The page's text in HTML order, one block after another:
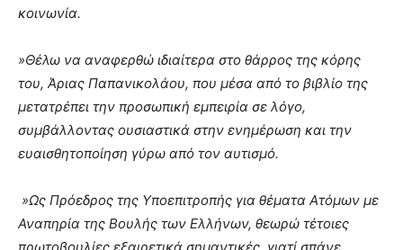
κοινωνία.
»Θέλω να αναφερθώ ιδιαίτερα στο θάρρος της κόρης
του, Άριας Παπανικολάου, που μέσα από το βιβλίο της
μετατρέπει την προσωπική εμπειρία σε λόγο,
συμβάλλοντας ουσιαστικά στην ενημέρωση και την
ευαισθητοποίηση γύρω από τον αυτισμό.
»Ως Πρόεδρος της Υποεπιτροπής για θέματα Ατόμων με
Αναπηρία της Βουλής των Ελλήνων, θεωρώ τέτοιες